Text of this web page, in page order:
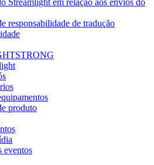
Streamlight em relação aos envios do
responsabilidade de tradução
produto
eventos